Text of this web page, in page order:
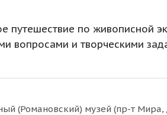
путешествие по живописной
вопросами и творческими
(Романовский) музей (пр-т Мира,